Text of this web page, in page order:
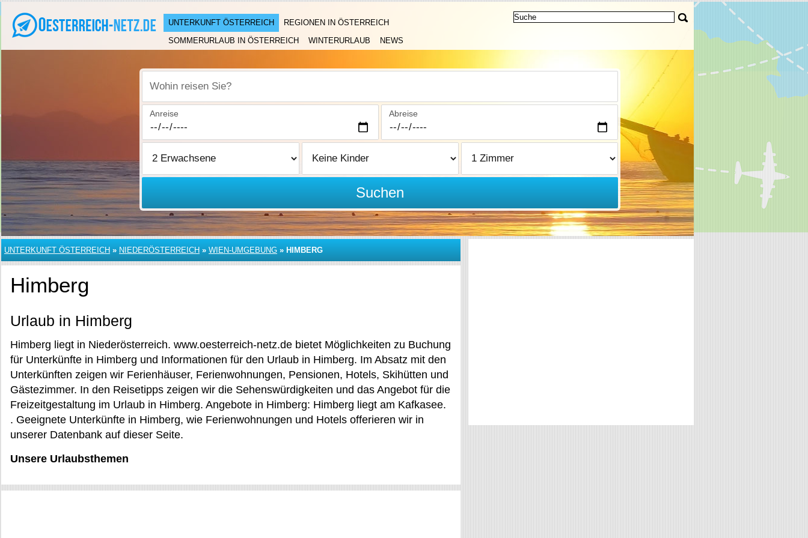
UNTERKUNFT ÖSTERREICH
REGIONEN IN ÖSTERREICH
SOMMERURLAUB IN ÖSTERREICH
WINTERURLAUB NEWS
Wohin reisen Sie?
Anreise Abreise
Suchen
UNTERKUNFT ÖSTERREICH » NIEDERÖSTERREICH » WIEN-UMGEBUNG » HIMBERG
Himberg
Urlaub in Himberg
Himberg liegt in Niederösterreich. www.oesterreich-netz.de bietet Möglichkeiten zu Buchung
für Unterkünfte in Himberg und Informationen für den Urlaub in Himberg. Im Absatz mit den
Unterkünften zeigen wir Ferienhäuser, Ferienwohnungen, Pensionen, Hotels, Skihütten und
Gästezimmer. In den Reisetipps zeigen wir die Sehenswürdigkeiten und das Angebot für die
Freizeitgestaltung im Urlaub in Himberg. Angebote in Himberg: Himberg liegt am Kafkasee.
. Geeignete Unterkünfte in Himberg, wie Ferienwohnungen und Hotels offerieren wir in
unserer Datenbank auf dieser Seite.
Unsere Urlaubsthemen